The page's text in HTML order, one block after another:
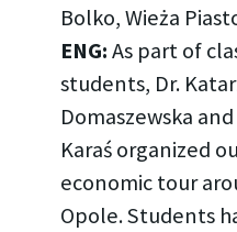
Bolko, Wieża
ENG:As part of
students, Dr.
Domaszewska
Karaś organized
economic tour
Opole. Students